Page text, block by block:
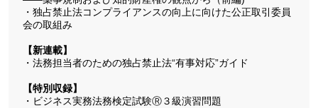
・独占禁止法コンプライアンスの向上に向けた公正取引委員
会の取組み
【新連載】
・法務担当者のための独占禁止法“有事対応”ガイド
【特別収録】
・ビジネス実務法務検定試験Ⓡ３級演習問題